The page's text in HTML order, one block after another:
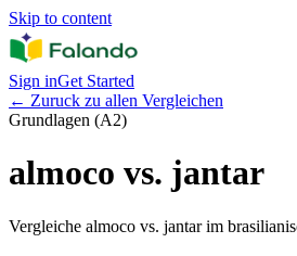
Skip to content
Sign inGet Started
← Zuruck zu allen Vergleichen
Grundlagen (A2)
almoco vs. jantar
Vergleiche almoco vs. jantar im